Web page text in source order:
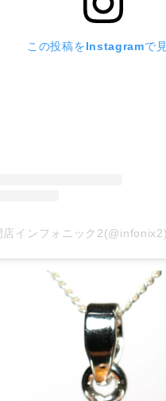
この投稿をInstagramで
店インフォニック